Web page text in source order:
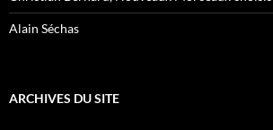
Alain Séchas
ARCHIVES DU SITE